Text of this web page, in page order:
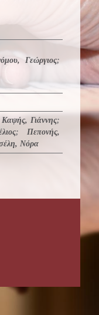
Γεώργιος;
Καψής, Γιάννης;
;Πεπονής,
Νόρα